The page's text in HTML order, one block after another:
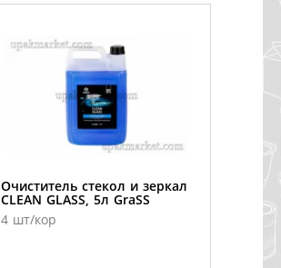
Очиститель стекол и зеркал
CLEAN GLASS, 5л GraSS
4 шт/кор